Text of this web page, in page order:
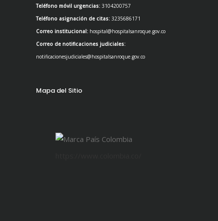
Teléfono móvil urgencias: 3104200757
Teléfono asignación de citas: 3235686171
Correo institucional: hospital@hospitalsanroque.gov.co
Correo de notificaciones judiciales:
notificacionesjudiciales@hospitalsanroque.gov.co
Mapa del Sitio